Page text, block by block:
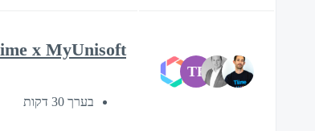
TF
x MyUnisoft
בערך 30 דקות